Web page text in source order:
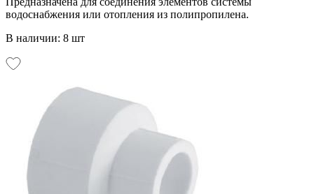
водоснабжения или отопления из полипропилена.
В наличии: 8 шт